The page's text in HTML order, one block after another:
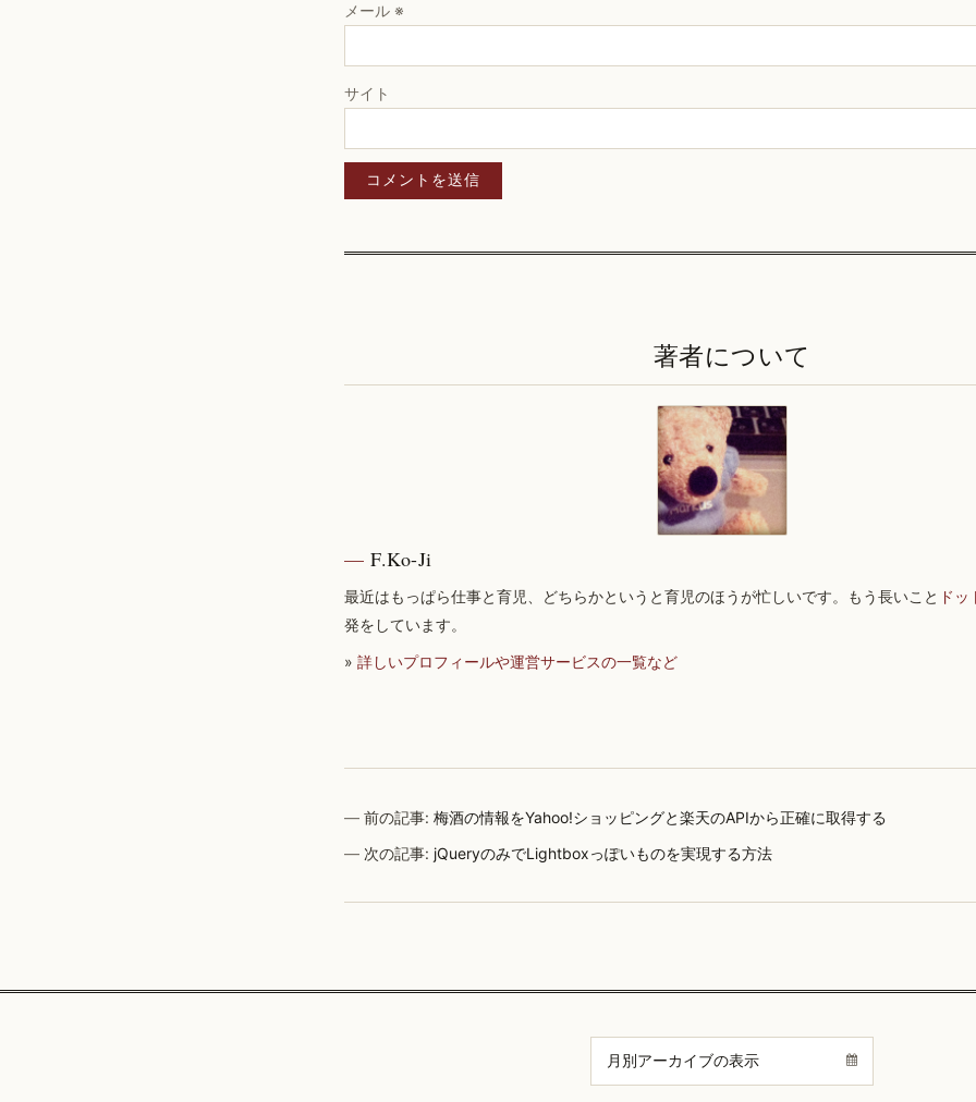
メール ※
サイト
著者について
F.Ko-Ji
最近はもっぱら仕事と育児、どちらかというと育児のほうが忙しいです。もう長いこと ド
発をしています。
» 詳しいプロフィールや運営サービスの一覧など
前の記事:梅酒の情報をYahoo!ショッピングと楽天のAPIから正確に取得する
次の記事: jQueryのみでLightboxっぽいものを実現する方法